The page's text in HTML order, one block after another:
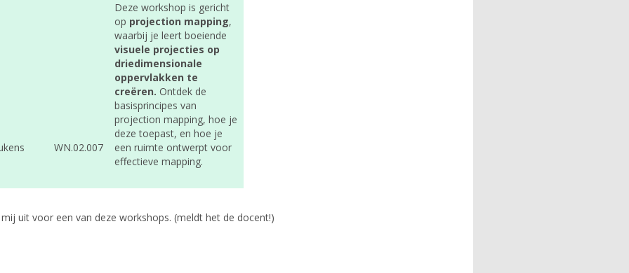
WN.02.007
Deze workshop is gericht
op projection mapping,
waarbij je leert boeiende
visuele projecties op
driedimensionale
oppervlakken te
creëren. Ontdek de
basisprincipes van
projection mapping, hoe je
deze toepast, en hoe je
een ruimte ontwerpt voor
effectieve mapping.
uit voor een van deze workshops. (meldt het de docent!)